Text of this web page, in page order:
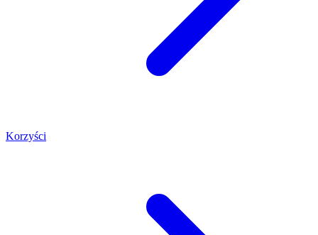
Korzyści